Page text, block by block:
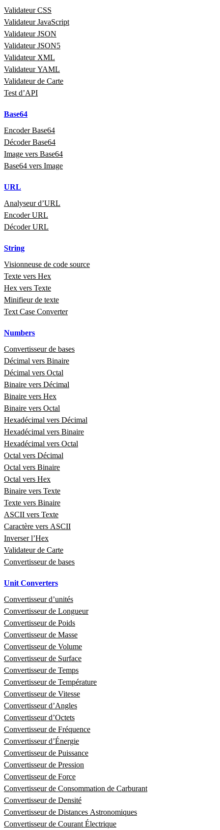
Validateur CSS
Validateur JavaScript
Validateur JSON
Validateur JSON5
Validateur XML
Validateur YAML
Validateur de Carte
Test d’API
Base64
Encoder Base64
Décoder Base64
Image vers Base64
Base64 vers Image
URL
Analyseur d’URL
Encoder URL
Décoder URL
String
Visionneuse de code source
Texte vers Hex
Hex vers Texte
Minifieur de texte
Text Case Converter
Numbers
Convertisseur de bases
Décimal vers Binaire
Décimal vers Octal
Binaire vers Décimal
Binaire vers Hex
Binaire vers Octal
Hexadécimal vers Décimal
Hexadécimal vers Binaire
Hexadécimal vers Octal
Octal vers Décimal
Octal vers Binaire
Octal vers Hex
Binaire vers Texte
Texte vers Binaire
ASCII vers Texte
Caractère vers ASCII
Inverser l’Hex
Validateur de Carte
Convertisseur de bases
Unit Converters
Convertisseur d’unités
Convertisseur de Longueur
Convertisseur de Poids
Convertisseur de Masse
Convertisseur de Volume
Convertisseur de Surface
Convertisseur de Temps
Convertisseur de Température
Convertisseur de Vitesse
Convertisseur d’Angles
Convertisseur d’Octets
Convertisseur de Fréquence
Convertisseur d’Énergie
Convertisseur de Puissance
Convertisseur de Pression
Convertisseur de Force
Convertisseur de Consommation de Carburant
Convertisseur de Densité
Convertisseur de Distances Astronomiques
Convertisseur de Courant Électrique